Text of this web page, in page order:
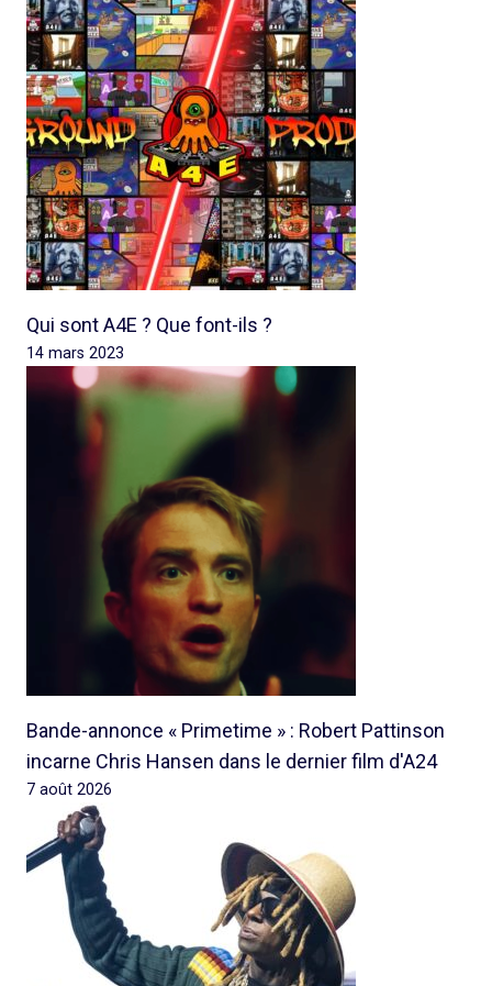
Qui sont A4E ? Que font-ils ?
14 mars 2023
Bande-annonce « Primetime » : Robert Pattinson
incarne Chris Hansen dans le dernier film d'A24
7 août 2026